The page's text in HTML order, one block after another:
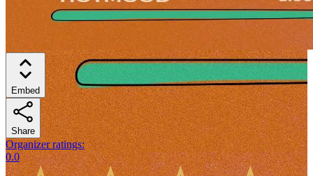
Embed
Share
Organizer ratings:
0.0